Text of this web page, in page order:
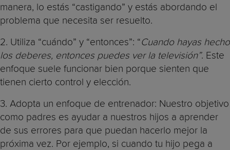
manera, lo estás “castigando” y estás abordando el
problema que necesita ser resuelto.
2. Utiliza “cuándo” y “entonces”: “Cuando hayas hecho
los deberes, entonces puedes ver la televisión”. Este
enfoque suele funcionar bien porque sienten que
tienen cierto control y elección.
3. Adopta un enfoque de entrenador: Nuestro objetivo
como padres es ayudar a nuestros hijos a aprender
de sus errores para que puedan hacerlo mejor la
próxima vez. Por ejemplo, si cuando tu hijo pega a